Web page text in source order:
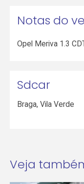
Notas do
Opel Meriva 1.3
Sdcar
Braga,Vila Verde
Veja